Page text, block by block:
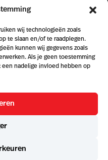
wij technologieën zoals
te slaan en/of te raadplegen.
kunnen wij gegevens zoals
Als je geen toestemming
nadelige invloed hebben op
Voorwaarden (NL)